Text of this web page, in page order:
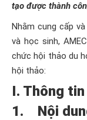
tạo được thành
Nhằm cung cấp
và học sinh,
chức hội thảo du
hội thảo:
I. Thông
1. Nội